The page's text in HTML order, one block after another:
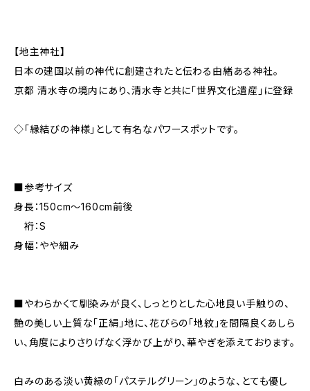
【地主神社】
日本の建国以前の神代に創建されたと伝わる由緒ある神社。
京都 清水寺の境内にあり、清水寺と共に「世界文化遺産」に登録
◇「縁結びの神様」として有名なパワースポットです。
■参考サイズ
身長：150cm～160cm前後
裄：S
身幅：やや細み
■やわらかくて馴染みが良く、しっとりとした心地良い手触りの、
艶の美しい上質な「正絹」地に、花びらの「地紋」を間隔良くあしら
い、角度によりさりげなく浮かび上がり、華やぎを添えております。
白みのある淡い黄緑の「パステルグリーン」のような、とても優し